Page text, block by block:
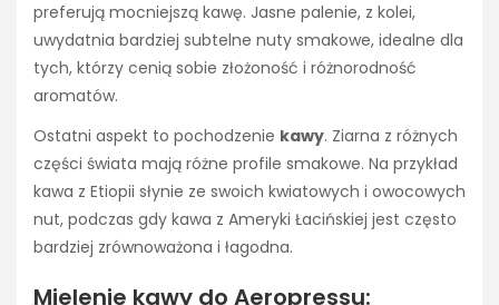
preferują mocniejszą kawę. Jasne palenie, z kolei,
uwydatnia bardziej subtelne nuty smakowe, idealne dla
tych, którzy cenią sobie złożoność i różnorodność
aromatów.
Ostatni aspekt to pochodzenie kawy. Ziarna z różnych
części świata mają różne profile smakowe. Na przykład
kawa z Etiopii słynie ze swoich kwiatowych i owocowych
nut, podczas gdy kawa z Ameryki Łacińskiej jest często
bardziej zrównoważona i łagodna.
Mielenie kawy do Aeropressu: